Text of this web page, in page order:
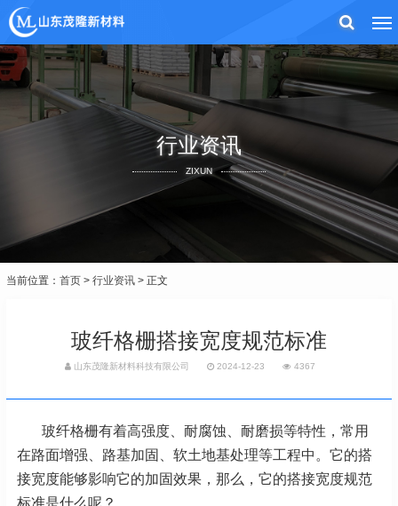
行业资讯
ZIXUN
当前位置： 首页 > 行业资讯 > 正文
玻纤格栅搭接宽度规范标准
山东茂隆新材料科技有限公司 2024-12-23 4367
玻纤格栅有着高强度、耐腐蚀、耐磨损等特性，常用
在路面增强、路基加固、软土地基处理等工程中。它的搭
接宽度能够影响它的加固效果，那么，它的搭接宽度规范